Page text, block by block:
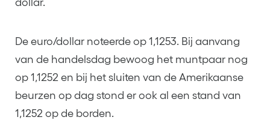
De euro/dollar noteerde op 1,1253. Bij aanvang
van de handelsdag bewoog het muntpaar nog
op 1,1252 en bij het sluiten van de Amerikaanse
beurzen op dag stond er ook al een stand van
1,1252 op de borden.